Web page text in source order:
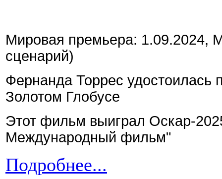
Мировая премьера: 1.09.2024,
сценарий)
Фернанда Торрес удостоилась
Золотом Глобусе
Этот фильм выиграл Оскар-
Международный фильм"
Подробнее...